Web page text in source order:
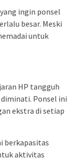
ingin ponsel
besar. Meski
untuk
HP tangguh
Ponsel ini
ekstra di setiap
berkapasitas
aktivitas